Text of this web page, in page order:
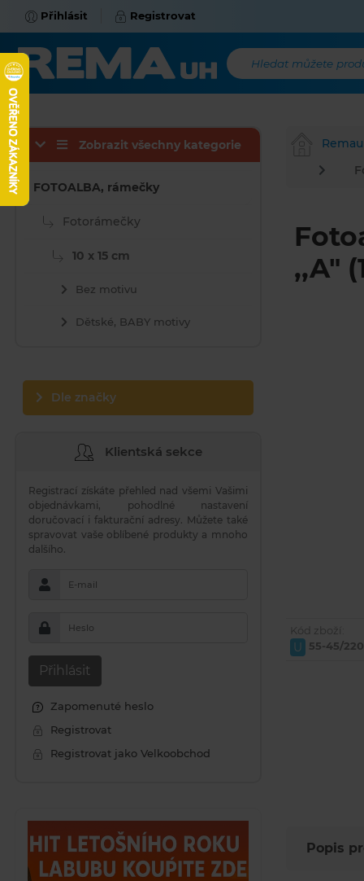
Přihlásit Registrovat
Hledat můžete
,,A"
Kód zboží:
U 55-45/
Popis
Zobrazit všechny kategorie
FOTOALBA, rámečky
Fotorámečky
10 x 15 cm
Bez motivu
Dětské, BABY motivy
Dle značky
Klientská sekce
Registrací získáte přehled nad všemi Vašimi
objednávkami, pohodlné nastavení
doručovací i fakturační adresy. Můžete také
spravovat vaše oblíbené produkty a mnoho
dalšího.
E-mail
Heslo
Přihlásit
Zapomenuté heslo
Registrovat
Registrovat jako Velkoobchod